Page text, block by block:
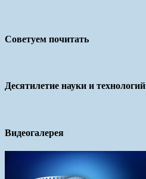
Советуем почитать
Десятилетие науки и технологий
Видеогалерея